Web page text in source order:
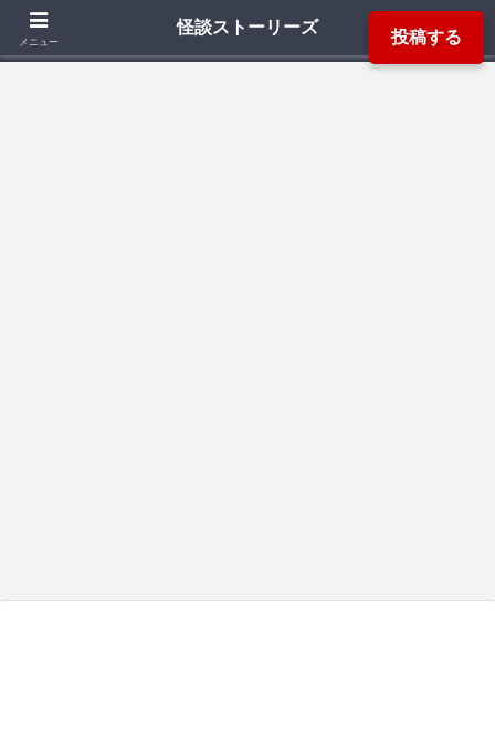
投稿する
「死ぬ程洒落にならない怖い話」「本当にあった怖い話」「都市伝説」などか
メニュー
怪談ストーリーズ
検索